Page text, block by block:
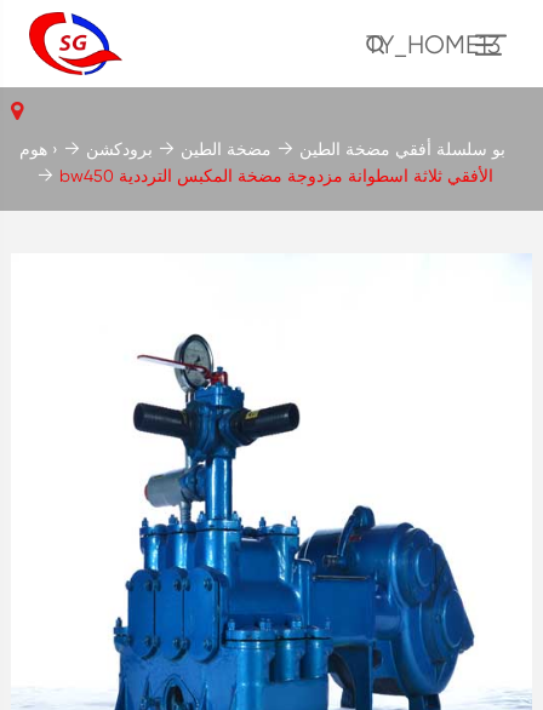
TY_HOME13
هوم › برودكشن مضخة الطين
بو سلسلة أفقي مضخة الطين
bw450 الأفقي ثلاثة اسطوانة مزدوجة مضخة المكبس الترددية